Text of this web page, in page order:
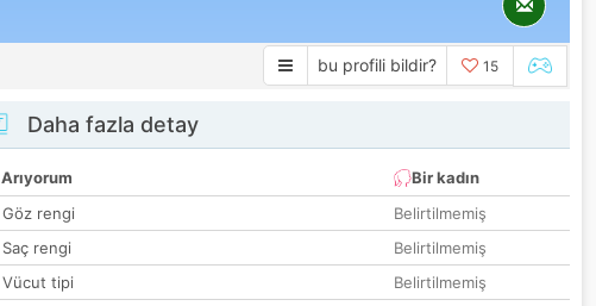
bu profili bildir? 15
Daha fazla detay
Arıyorum
Bir kadın
Göz rengi
Belirtilmemiş
Saç rengi
Belirtilmemiş
Vücut tipi
Belirtilmemiş